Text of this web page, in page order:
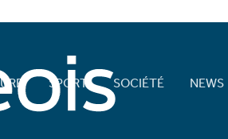
SPORT SOCIÉTÉ NEWS